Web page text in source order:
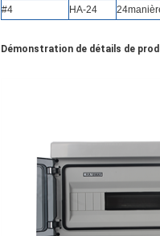
#4
HA-24 24
Démonstration de détails de